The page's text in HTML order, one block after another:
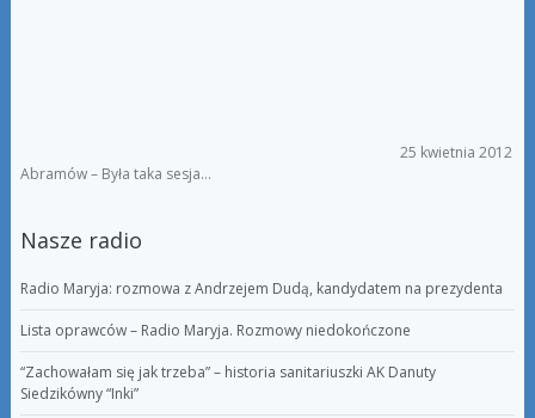
25 kwietnia 2012
Abramów – Była taka sesja…
Nasze radio
Radio Maryja: rozmowa z Andrzejem Dudą, kandydatem na prezydenta
Lista oprawców – Radio Maryja. Rozmowy niedokończone
“Zachowałam się jak trzeba” – historia sanitariuszki AK Danuty
Siedzikówny “Inki”